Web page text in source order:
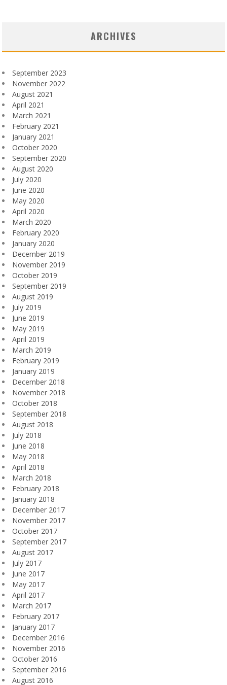
ARCHIVES
September 2023
November 2022
August 2021
April 2021
March 2021
February 2021
January 2021
October 2020
September 2020
August 2020
July 2020
June 2020
May 2020
April 2020
March 2020
February 2020
January 2020
December 2019
November 2019
October 2019
September 2019
August 2019
July 2019
June 2019
May 2019
April 2019
March 2019
February 2019
January 2019
December 2018
November 2018
October 2018
September 2018
August 2018
July 2018
June 2018
May 2018
April 2018
March 2018
February 2018
January 2018
December 2017
November 2017
October 2017
September 2017
August 2017
July 2017
June 2017
May 2017
April 2017
March 2017
February 2017
January 2017
December 2016
November 2016
October 2016
September 2016
August 2016